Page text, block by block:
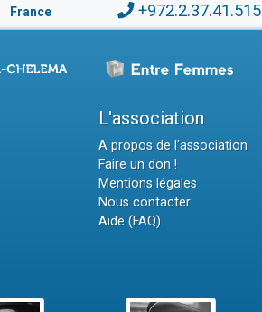
France +972.2.37.41.515
L'association
A propos de l'association
Faire un don !
Mentions légales
Nous contacter
Aide (FAQ)